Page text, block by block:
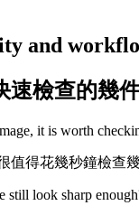
and
速檢查的幾
it is worth
值得花幾秒鐘檢查幾
still look sharp